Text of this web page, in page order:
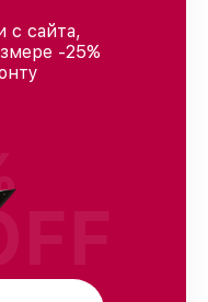
с сайта,
-25%